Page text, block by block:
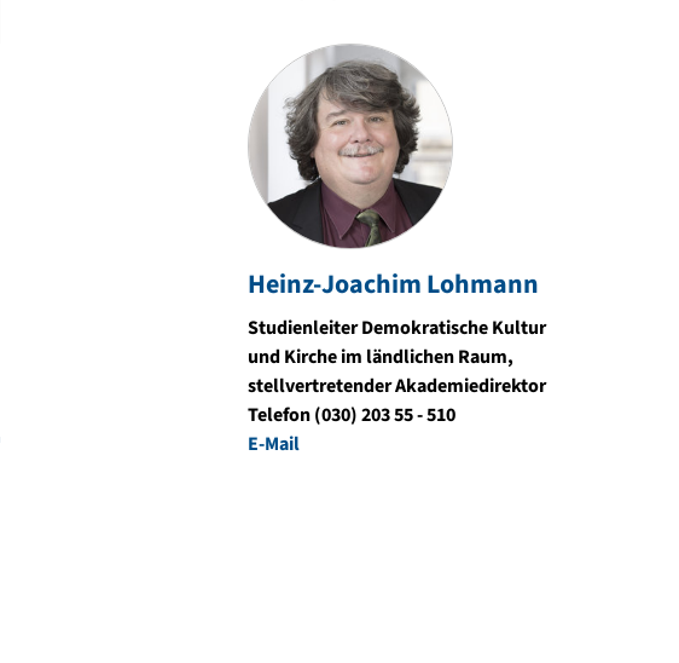
Heinz-Joachim Lohmann
Studienleiter Demokratische Kultur
und Kirche im ländlichen Raum,
stellvertretender Akademiedirektor
Telefon (030) 203 55 - 510
E-Mail